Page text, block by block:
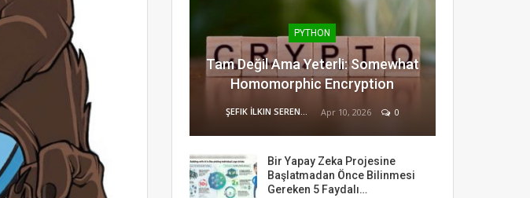
PYTHON
Tam Değil Ama Yeterli: Somewhat
Homomorphic Encryption
ŞEFIK İLKIN SERENGIL Apr 10, 2026 0
Bir Yapay Zeka Projesine
Başlatmadan Önce Bilinmesi
Gereken 5 Faydalı…